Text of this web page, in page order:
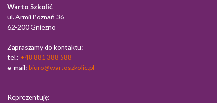
Warto Szkolić
ul. Armii Poznań 36
62-200 Gniezno
Zapraszamy do kontaktu:
tel.: +48 881 388 588
e-mail: biuro@wartoszkolic.pl
Reprezentuję: